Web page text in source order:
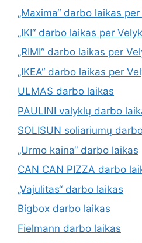
„Maxima“ darbo laikas
„IKI“ darbo laikas per
„RIMI“ darbo laikas per
„IKEA“ darbo laikas per
ULMAS darbo laikas
PAULINI valyklų darbo
SOLISUN soliariumų
„Urmo kaina“ darbo laikas
CAN CAN PIZZA darbo
„Vajulitas“ darbo laikas
Bigbox darbo laikas
Fielmann darbo laikas